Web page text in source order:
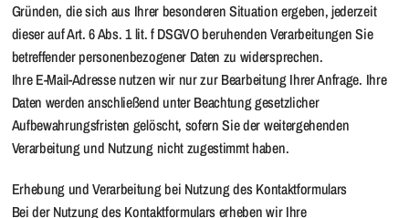
Gründen, die sich aus Ihrer besonderen Situation ergeben, jederzeit
dieser auf Art. 6 Abs. 1 lit. f DSGVO beruhenden Verarbeitungen Sie
betreffender personenbezogener Daten zu widersprechen.
Ihre E-Mail-Adresse nutzen wir nur zur Bearbeitung Ihrer Anfrage. Ihre
Daten werden anschließend unter Beachtung gesetzlicher
Aufbewahrungsfristen gelöscht, sofern Sie der weitergehenden
Verarbeitung und Nutzung nicht zugestimmt haben.
Erhebung und Verarbeitung bei Nutzung des Kontaktformulars
Bei der Nutzung des Kontaktformulars erheben wir Ihre